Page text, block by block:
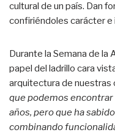
cultural de un país. Dan
confiriéndoles carácter e
Durante la Semana de la
papel del ladrillo cara
arquitectura de nuestras
que podemos
años, pero que ha
combinando